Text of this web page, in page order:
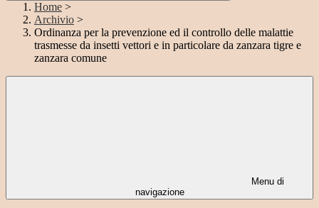
Home >
Archivio >
Ordinanza per la prevenzione ed il controllo delle malattie
trasmesse da insetti vettori e in particolare da zanzara tigre e
zanzara comune
Menu di
navigazione